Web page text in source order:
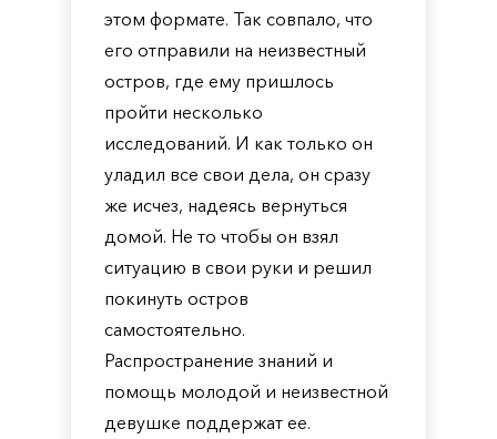
этом формате. Так совпало, что
его отправили на неизвестный
остров, где ему пришлось
пройти несколько
исследований. И как только он
уладил все свои дела, он сразу
же исчез, надеясь вернуться
домой. Не то чтобы он взял
ситуацию в свои руки и решил
покинуть остров
самостоятельно.
Распространение знаний и
помощь молодой и неизвестной
девушке поддержат ее.